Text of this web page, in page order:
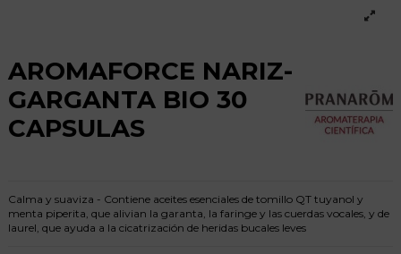
AROMAFORCE NARIZ-
GARGANTA BIO 30
CAPSULAS
Calma y suaviza - Contiene aceites esenciales de tomillo QT tuyanol y
menta piperita, que alivian la garanta, la faringe y las cuerdas vocales, y de
laurel, que ayuda a la cicatrización de heridas bucales leves